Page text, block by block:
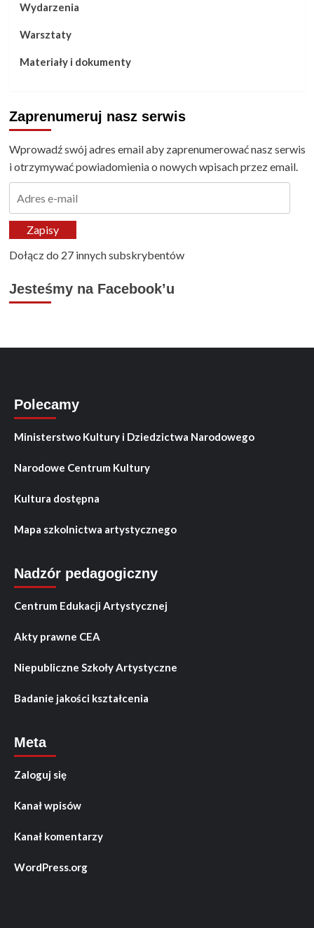
Wydarzenia
Warsztaty
Materiały i dokumenty
Zaprenumeruj nasz serwis
Wprowadź swój adres email aby zaprenumerować nasz serwis
i otrzymywać powiadomienia o nowych wpisach przez email.
mailZapisy
Dołącz do 27 innych subskrybentów
Jesteśmy na Facebook’u
Polecamy
Ministerstwo Kultury i Dziedzictwa Narodowego
Narodowe Centrum Kultury
Kultura dostępna
Mapa szkolnictwa artystycznego
Nadzór pedagogiczny
Centrum Edukacji Artystycznej
Akty prawne CEA
Niepubliczne Szkoły Artystyczne
Badanie jakości kształcenia
Meta
Zaloguj się
Kanał wpisów
Kanał komentarzy
WordPress.org